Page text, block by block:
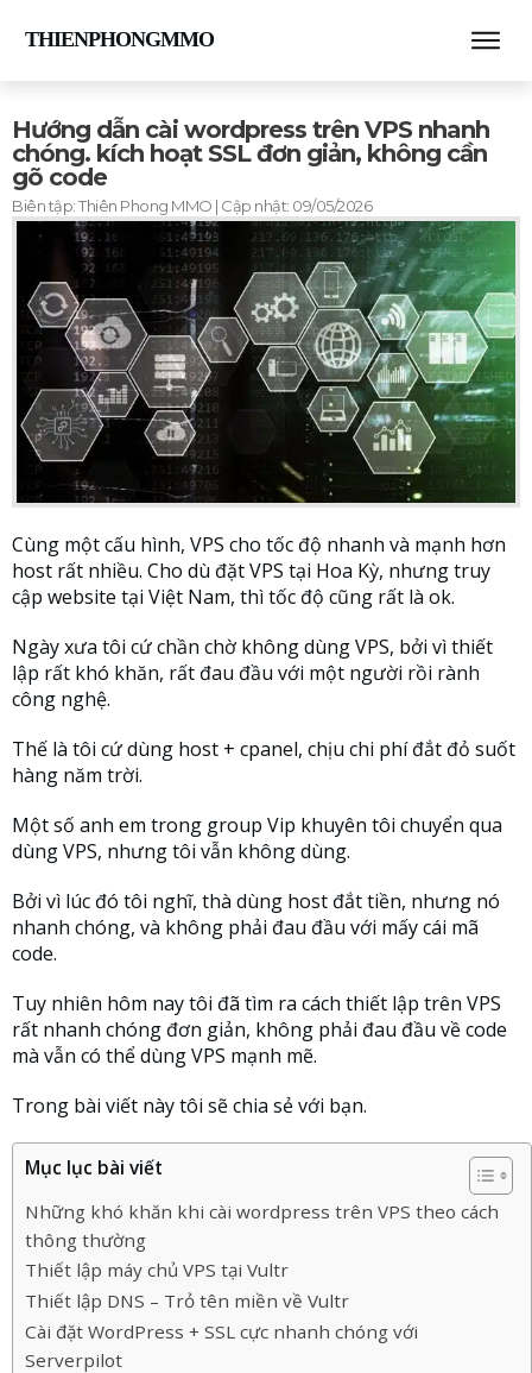
THIENPHONGMMO
Hướng dẫn cài wordpress trên VPS nhanh
chóng. kích hoạt SSL đơn giản, không cần
gõ code
Biên tập:Thiên Phong MMO | Cập nhật: 09/05/2026
Cùng một cấu hình, VPS cho tốc độ nhanh và mạnh hơn
host rất nhiều. Cho dù đặt VPS tại Hoa Kỳ, nhưng truy
cập website tại Việt Nam, thì tốc độ cũng rất là ok.
Ngày xưa tôi cứ chần chờ không dùng VPS, bởi vì thiết
lập rất khó khăn, rất đau đầu với một người rồi rành
công nghệ.
Thế là tôi cứ dùng host + cpanel, chịu chi phí đắt đỏ suốt
hàng năm trời.
Một số anh em trong group Vip khuyên tôi chuyển qua
dùng VPS, nhưng tôi vẫn không dùng.
Bởi vì lúc đó tôi nghĩ, thà dùng host đắt tiền, nhưng nó
nhanh chóng, và không phải đau đầu với mấy cái mã
code.
Tuy nhiên hôm nay tôi đã tìm ra cách thiết lập trên VPS
rất nhanh chóng đơn giản, không phải đau đầu về code
mà vẫn có thể dùng VPS mạnh mẽ.
Trong bài viết này tôi sẽ chia sẻ với bạn.
Mục lục bài viết
Những khó khăn khi cài wordpress trên VPS theo cách
thông thường
Thiết lập máy chủ VPS tại Vultr
Thiết lập DNS – Trỏ tên miền về Vultr
Cài đặt WordPress + SSL cực nhanh chóng với
Serverpilot